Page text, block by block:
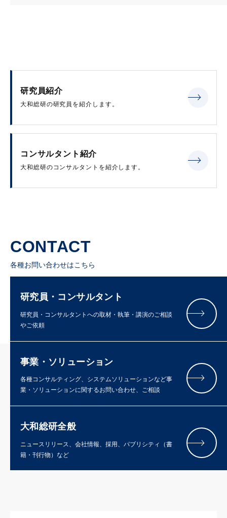
研究員紹介
大和総研の研究員を紹介します。
コンサルタント紹介
大和総研のコンサルタントを紹介します。
CONTACT
各種お問い合わせはこちら
研究員・コンサルタント
研究員・コンサルタントへの取材・執筆・講演のご相談
やご依頼
事業・ソリューション
各種コンサルティング、システムソリューションなど事
業・ソリューションに関するお問い合わせ、ご相談
大和総研全般
ニュースリリース、会社情報、採用、パブリシティ（書
籍・刊行物）など